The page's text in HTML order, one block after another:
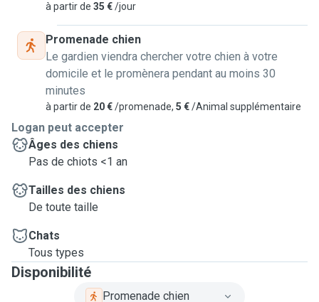
à partir de 35 €/jour
Promenade chien
Le gardien viendra chercher votre chien à votre
domicile et le promènera pendant au moins 30
minutes
à partir de 20 €/promenade, 5 €/Animal supplémentaire
Logan peut accepter
Âges des chiens
Pas de chiots <1 an
Tailles des chiens
De toute taille
Chats
Tous types
Disponibilité
Promenade chien